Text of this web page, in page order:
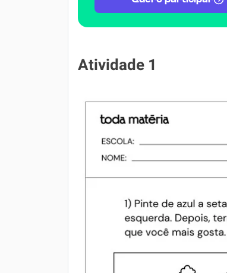
Atividade 1